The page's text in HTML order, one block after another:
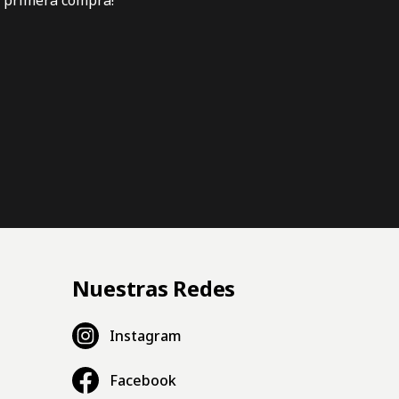
Nuestras Redes
Instagram
Facebook